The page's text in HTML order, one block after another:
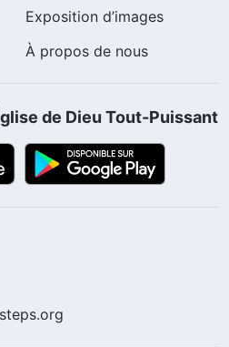
Exposition d’images
À propos de nous
de Dieu Tout-Puissant